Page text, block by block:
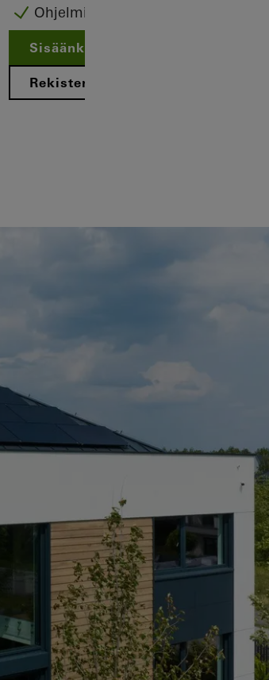
valmistajan edut
Ohjelmisto
Sisäänkirjautuminen
Rekisteröinti